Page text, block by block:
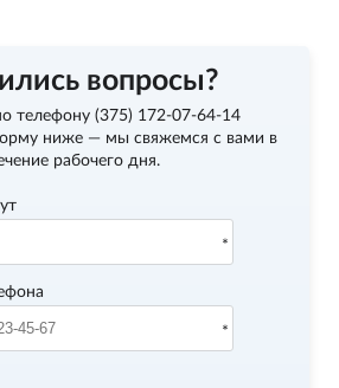
вопросы?
телефону (375) 172-07-64-14
ниже — мы свяжемся с вами в
рабочего дня.